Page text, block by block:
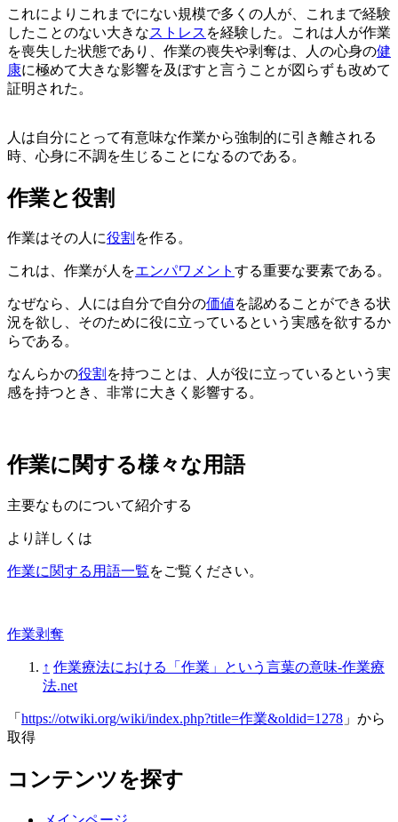
これによりこれまでにない規模で多くの人が、これまで経験
したことのない大きなストレス を経験した。これは人が作業
を喪失した状態であり、作業の喪失や剥奪は、人の心身の健
康に極めて大きな影響を及ぼすと言うことが図らずも改めて
証明された。
人は自分にとって有意味な作業から強制的に引き離される
時、心身に不調を生じることになるのである。
作業と役割
作業はその人に役割 を作る。
これは、作業が人をエンパワメント する重要な要素である。
なぜなら、人には自分で自分の価値を認めることができる状
況を欲し、そのために役に立っているという実感を欲するか
らである。
なんらかの役割 を持つことは、人が役に立っているという実
感を持つとき、非常に大きく影響する。
作業に関する様々な用語
主要なものについて紹介する
より詳しくは
作業に関する用語一覧をご覧ください。
作業剥奪
↑ 作業療法における「作業」という言葉の意味-作業療
法.net
「 https://otwiki.org/wiki/index.php?title=作業&oldid=1278 」から
取得
コンテンツを探す